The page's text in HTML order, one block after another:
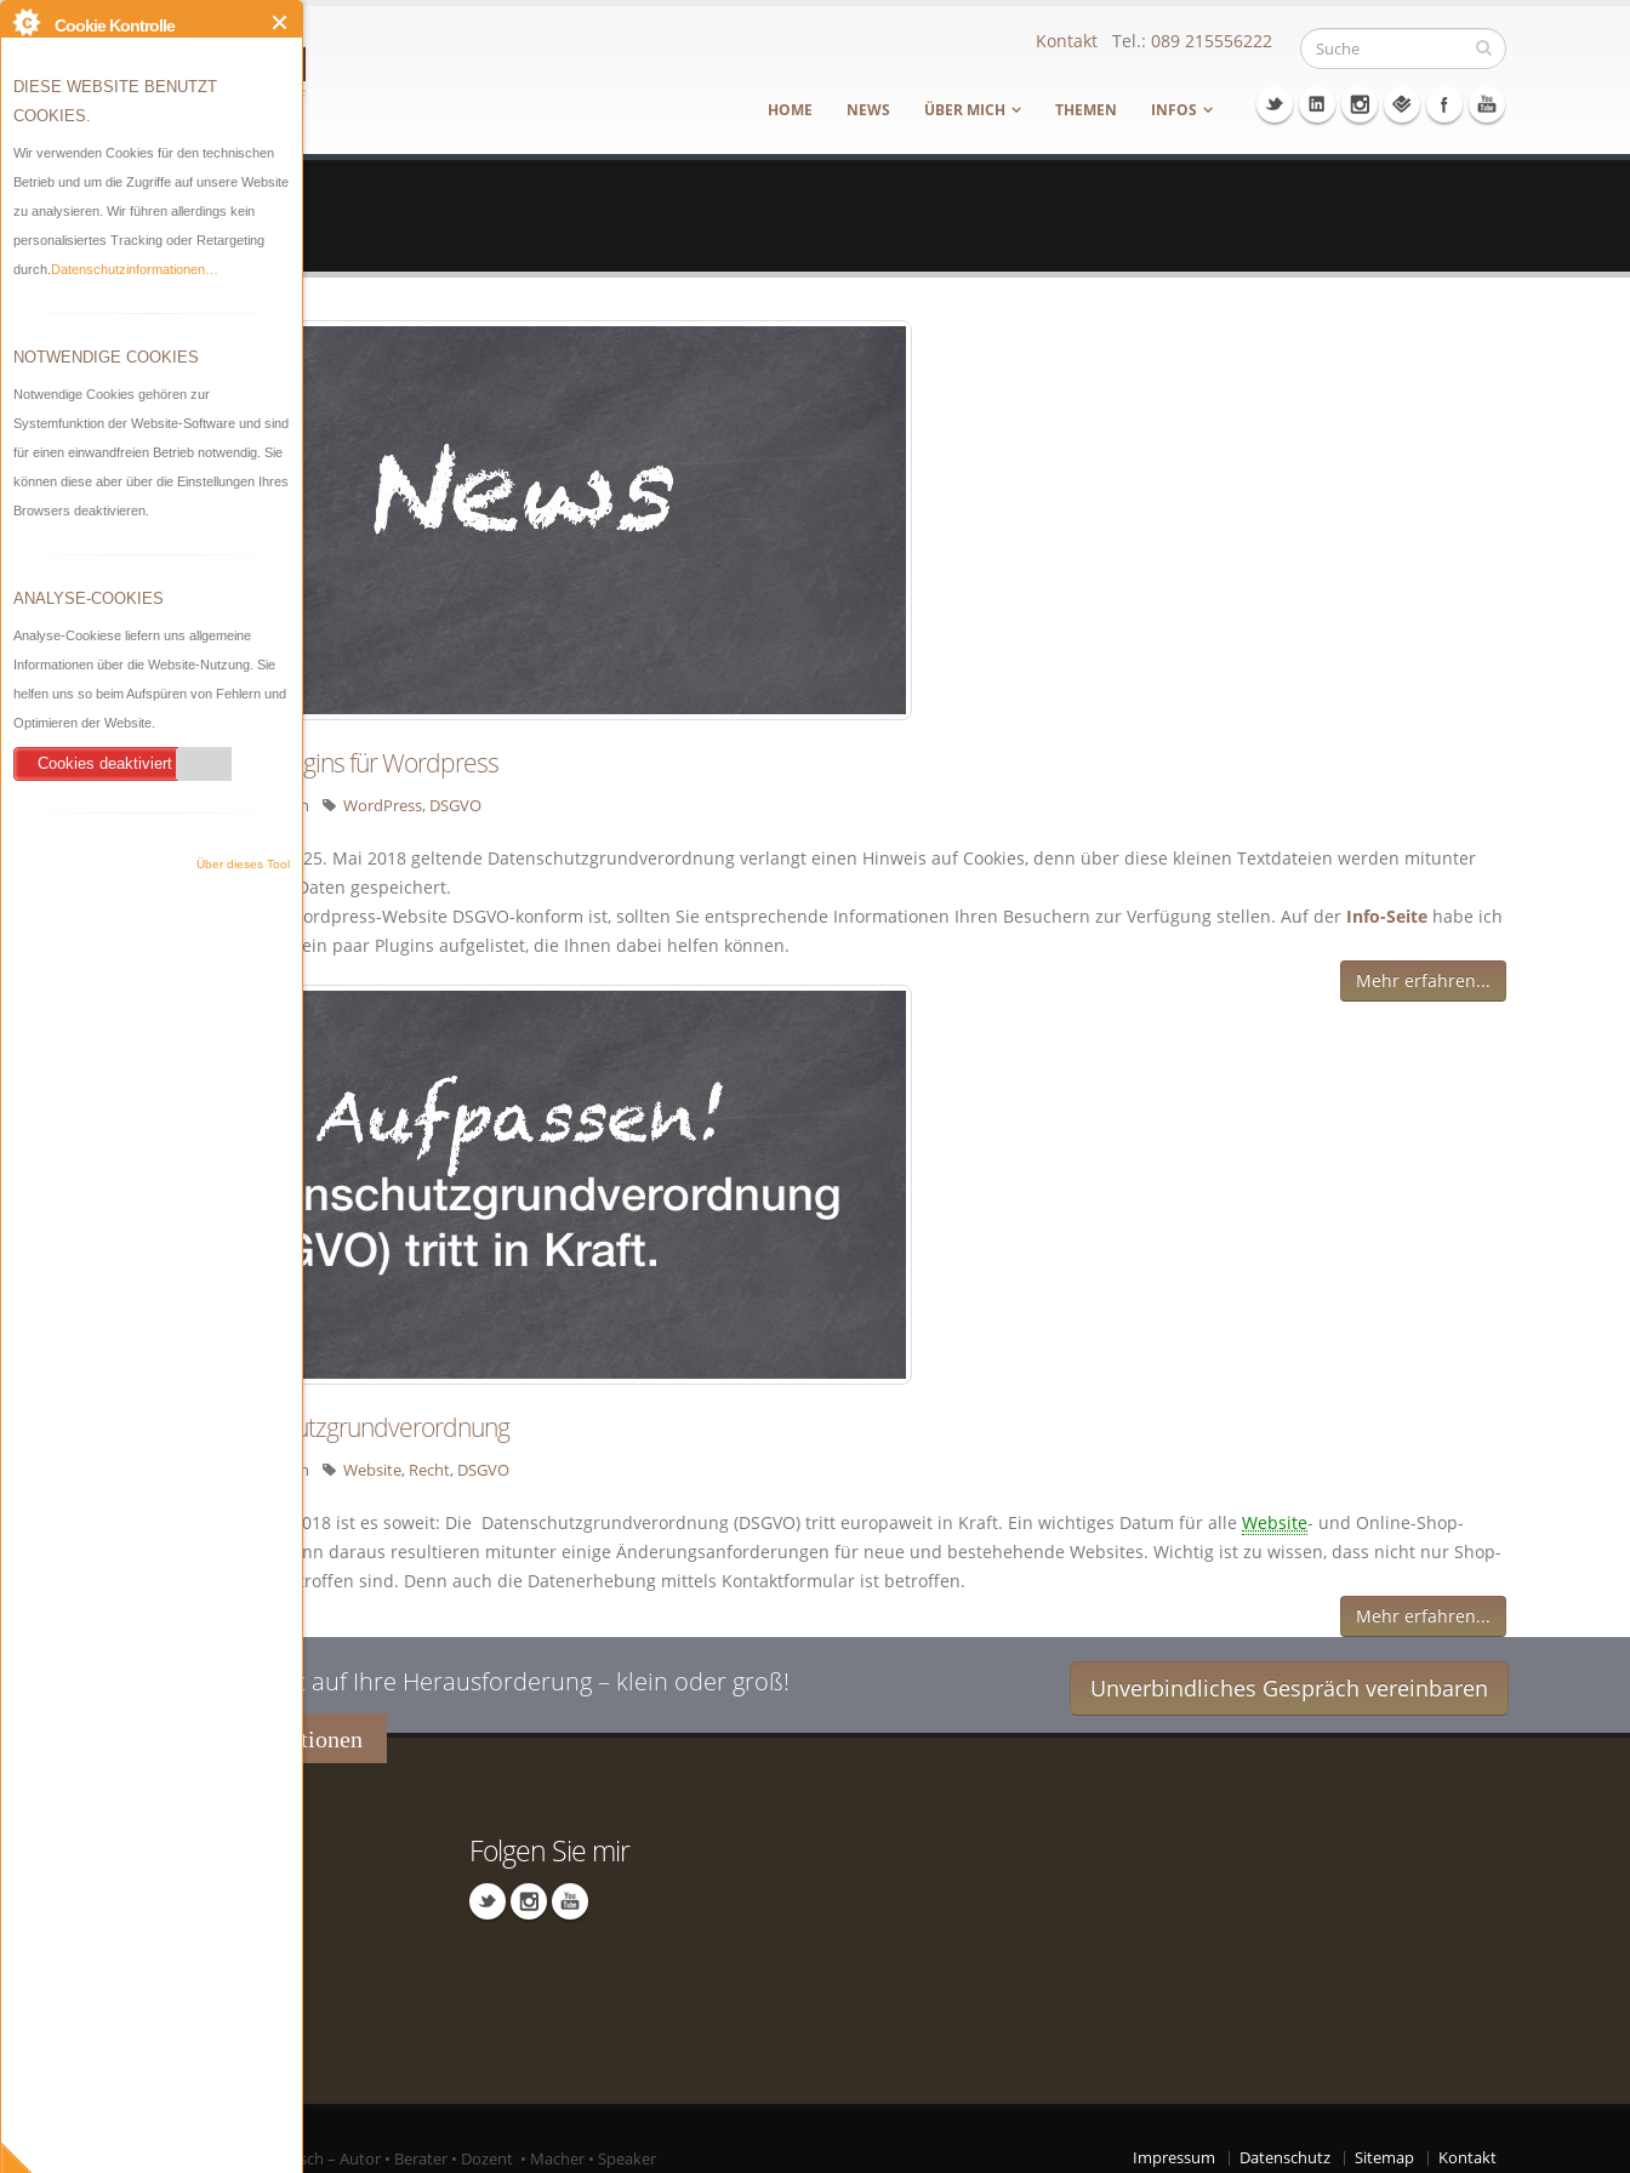
Cookie Kontrolle
DIESE WEBSITE BENUTZT
COOKIES.
Wir verwenden Cookies für den technischen
Betrieb und um die Zugriffe auf unsere Website
zu analysieren. Wir führen allerdings kein
personalisiertes Tracking oder Retargeting
durch. Datenschutzinformationen…
NOTWENDIGE COOKIES
Notwendige Cookies gehören zur
Systemfunktion der Website-Software und sind
für einen einwandfreien Betrieb notwendig. Sie
können diese aber über die Einstellungen Ihres
Browsers deaktivieren.
ANALYSE-COOKIES
Analyse-Cookiese liefern uns allgemeine
Informationen über die Website-Nutzung. Sie
helfen uns so beim Aufspüren von Fehlern und
Optimieren der Website.
Cookies deaktiviert
Über dieses Tool
Kontakt Tel.: 089 215556222
HOME NEWS ÜBER MICH THEMEN INFOS
Startseite
DSGVO
30 Cookie Plugins für Wordpress
frborsch WordPress, DSGVO
Die seit dem 25. Mai 2018 geltende Datenschutzgrundverordnung verlangt einen Hinweis auf Cookies, denn über diese kleinen Textdateien werden mitunter
persönliche Daten gespeichert.
Damit Ihre Wordpress-Website DSGVO-konform ist, sollten Sie entsprechende Informationen Ihren Besuchern zur Verfügung stellen. Auf der Info-Seite habe ich
Ihnen daher ein paar Plugins aufgelistet, die Ihnen dabei helfen können.
Mehr erfahren...
Datenschutzgrundverordnung
frborsch Website, Recht, DSGVO
Am 25. Mai 2018 ist es soweit: Die Datenschutzgrundverordnung (DSGVO) tritt europaweit in Kraft. Ein wichtiges Datum für alle Website- und Online-Shop-
Betreiber, denn daraus resultieren mitunter einige Änderungsanforderungen für neue und bestehehende Websites. Wichtig ist zu wissen, dass nicht nur Shop-
Betreiber betroffen sind. Denn auch die Datenerhebung mittels Kontaktformular ist betroffen.
Mehr erfahren...
Ich bin gespannt auf Ihre Herausforderung – klein oder groß! Unverbindliches Gespräch vereinbaren
Weitere Informationen
Folgen Sie mir
© 2025 Franz-Rudolf Borsch – Autor • Berater • Dozent • Macher • Speaker Impressum Datenschutz Sitemap Kontakt